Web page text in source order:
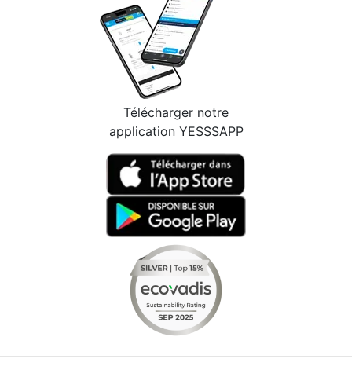
Télécharger notre
application YESSSAPP